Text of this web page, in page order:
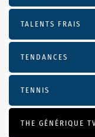
TALENTS FRAIS
TENDANCES
TENNIS
THE GÉNÉRIQUE